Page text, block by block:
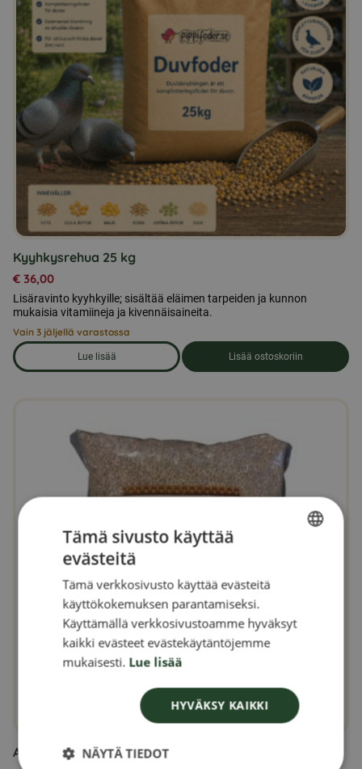
Kyyhkysrehua 25 kg
€ 36,00
Lisäravinto kyyhkyille; sisältää eläimen tarpeiden ja kunnon
mukaisia vitamiineja ja kivennäisaineita.
Vain 3 jäljellä varastossa
Lue lisää
om produkten Kyyhkysrehua 25 kg
Lisää ostoskoriin
Auringonkukansiemeniä 5 kg
FINNISH
DANISH
NORWEGIAN
Tämä sivusto käyttää
evästeitä
Tämä verkkosivusto käyttää evästeitä
käyttökokemuksen parantamiseksi.
Käyttämällä verkkosivustoamme hyväksyt
kaikki evästeet evästekäytäntöjemme
mukaisesti. Lue lisää
HYVÄKSY KAIKKI
NÄYTÄ TIEDOT